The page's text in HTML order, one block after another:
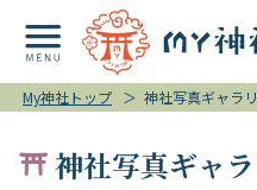
My神社トップ ＞ 神社写真ギャラ
神社写真ギャ